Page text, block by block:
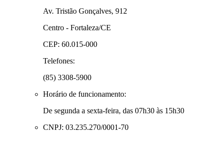
Av. Tristão Gonçalves, 912
Centro - Fortaleza/CE
CEP: 60.015-000
Telefones:
(85) 3308-5900
Horário de funcionamento:
De segunda a sexta-feira, das 07h30 às 15h30
CNPJ: 03.235.270/0001-70